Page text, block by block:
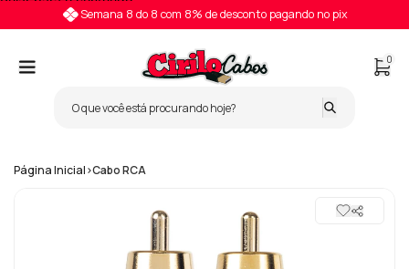
Semana 8 do 8 com 8% de desconto pagando no pix
0
Página Inicial>Cabo RCA